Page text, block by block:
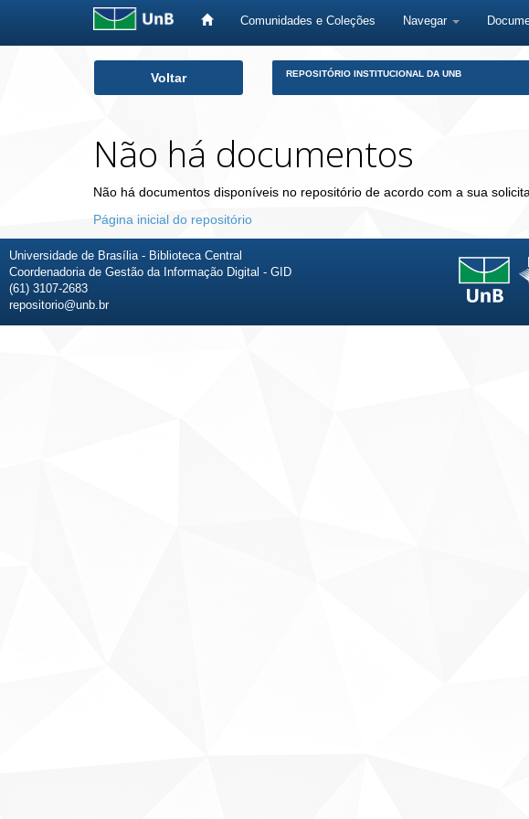
Comunidades e Coleções Navegar
Voltar REPOSITÓRIO INSTITUCIONAL DA UNB
Não há documentos
Não há documentos disponíveis no repositório de acordo com a sua
Página inicial do repositório
Universidade de Brasília - Biblioteca Central
Coordenadoria de Gestão da Informação Digital - GID
(61) 3107-2683
repositorio@unb.br